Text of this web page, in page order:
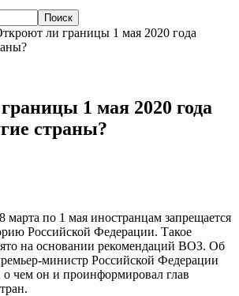
ли границы 1 мая 2020 года
1 мая 2020 года
страны?
марта по 1 мая иностранцам запрещается
Российской Федерации. Такое
на основании рекомендаций ВОЗ. Об
министр Российской Федерации
чем он и проинформировал глав